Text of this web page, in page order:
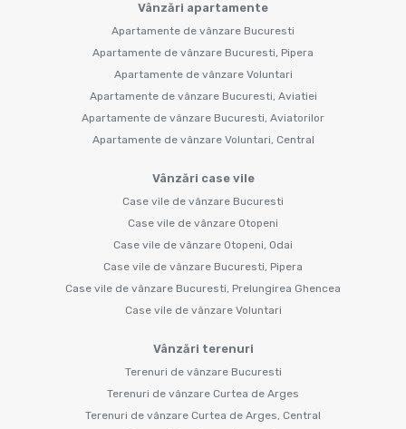
Vânzări apartamente
Apartamente de vânzare Bucuresti
Apartamente de vânzare Bucuresti, Pipera
Apartamente de vânzare Voluntari
Apartamente de vânzare Bucuresti, Aviatiei
Apartamente de vânzare Bucuresti, Aviatorilor
Apartamente de vânzare Voluntari, Central
Vânzări case vile
Case vile de vânzare Bucuresti
Case vile de vânzare Otopeni
Case vile de vânzare Otopeni, Odai
Case vile de vânzare Bucuresti, Pipera
Case vile de vânzare Bucuresti, Prelungirea Ghencea
Case vile de vânzare Voluntari
Vânzări terenuri
Terenuri de vânzare Bucuresti
Terenuri de vânzare Curtea de Arges
Terenuri de vânzare Curtea de Arges, Central